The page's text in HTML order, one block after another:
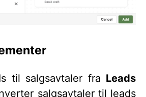
til salgsavtaler fra Leads
salgsavtaler til leads